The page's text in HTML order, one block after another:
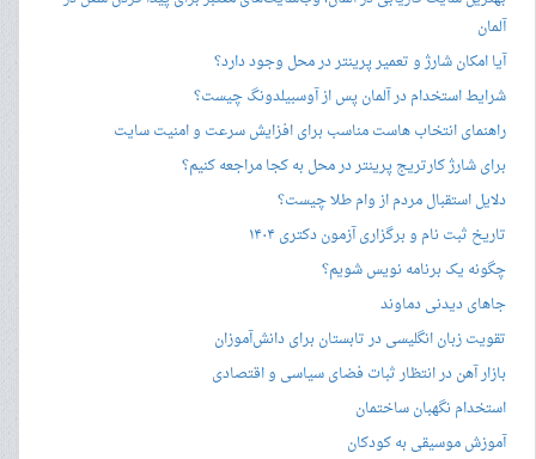
آلمان
آیا امکان شارژ و تعمیر پرینتر در محل وجود دارد؟
شرایط استخدام در آلمان پس از آوسبیلدونگ چیست؟
راهنمای انتخاب هاست مناسب برای افزایش سرعت و امنیت سایت
برای شارژ کارتریج پرینتر در محل به کجا مراجعه کنیم؟
دلایل استقبال مردم از وام طلا چیست؟
تاریخ ثبت نام و برگزاری آزمون دکتری ۱۴۰۴
چگونه یک برنامه نویس شویم؟
جاهای دیدنی دماوند
تقویت زبان انگلیسی در تابستان برای دانش‌آموزان
بازار آهن در انتظار ثبات فضای سیاسی و اقتصادی
استخدام نگهبان ساختمان
آموزش موسیقی به کودکان